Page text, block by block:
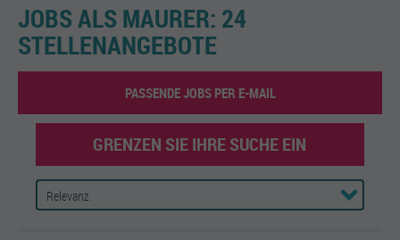
JOBS ALS MAURER: 24
STELLENANGEBOTE
PASSENDE JOBS PER E-MAIL
GRENZEN SIE IHRE SUCHE EIN